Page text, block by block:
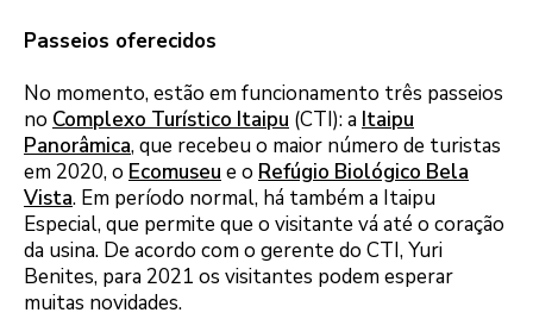
Passeios oferecidos
No momento, estão em funcionamento três passeios
no Complexo Turístico Itaipu (CTI): a Itaipu
Panorâmica, que recebeu o maior número de turistas
em 2020, o Ecomuseu e o Refúgio Biológico Bela
Vista. Em período normal, há também a Itaipu
Especial, que permite que o visitante vá até o coração
da usina. De acordo com o gerente do CTI, Yuri
Benites, para 2021 os visitantes podem esperar
muitas novidades.